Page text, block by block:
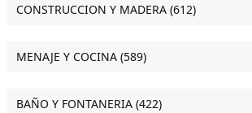
CONSTRUCCION Y MADERA (612)
MENAJE Y COCINA (589)
BAÑO Y FONTANERIA (422)